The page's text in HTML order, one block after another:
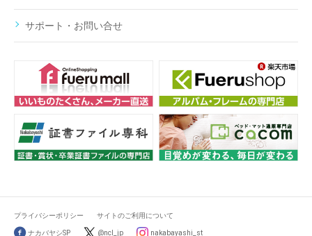
サポート・お問い合せ
プライバシーポリシー サイトのご利用について
ナカバヤシSP @ncl_jp nakabayashi_st